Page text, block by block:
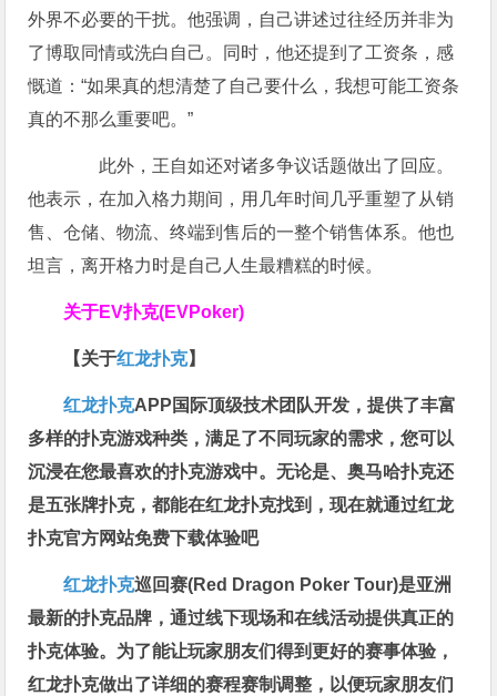
外界不必要的干扰。他强调，自己讲述过往经历并非为
了博取同情或洗白自己。同时，他还提到了工资条，感
慨道：“如果真的想清楚了自己要什么，我想可能工资条
真的不那么重要吧。”
此外，王自如还对诸多争议话题做出了回应。
他表示，在加入格力期间，用几年时间几乎重塑了从销
售、仓储、物流、终端到售后的一整个销售体系。他也
坦言，离开格力时是自己人生最糟糕的时候。
关于EV扑克(EVPoker)
【关于红龙扑克】
红龙扑克APP国际顶级技术团队开发，提供了丰富
多样的扑克游戏种类，满足了不同玩家的需求，您可以
沉浸在您最喜欢的扑克游戏中。无论是、奥马哈扑克还
是五张牌扑克，都能在红龙扑克找到，现在就通过红龙
扑克官方网站免费下载体验吧
红龙扑克巡回赛​(Red Dragon Poker Tour)是亚洲
最新的扑克品牌，通过线下现场和在线活动提供真正的
扑克体验。为了能让玩家朋友们得到更好的赛事体验，
红龙扑克做出了详细的赛程赛制调整，以便玩家朋友们